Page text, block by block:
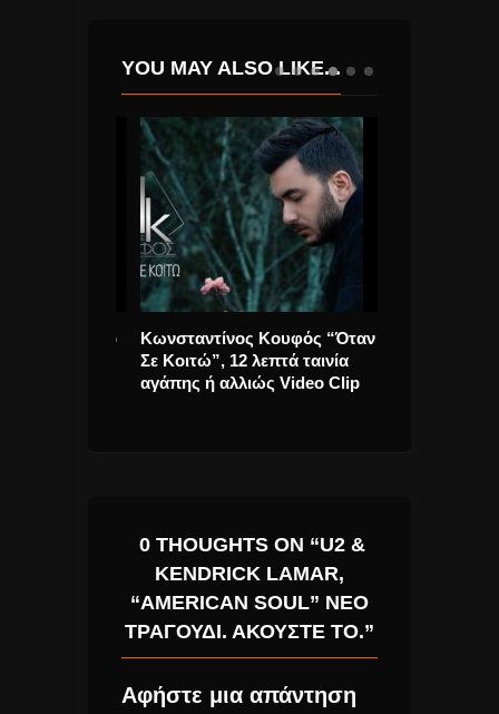
YOU MAY ALSO LIKE...
Κωνσταντίνος Κουφός “Όταν
Σε Κοιτώ”, 12 λεπτά ταινία
αγάπης ή αλλιώς Video Clip
0 THOUGHTS ON “U2 &
KENDRICK LAMAR,
“AMERICAN SOUL” ΝΈΟ
ΤΡΑΓΟΎΔΙ. ΑΚΟΎΣΤΕ ΤΟ.”
Αφήστε μια απάντηση